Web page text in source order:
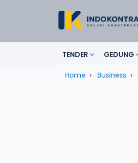
TENDER GEDUNG
Home Business